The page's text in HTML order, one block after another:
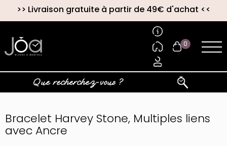
>> Livraison gratuite à partir de 49€ d'achat <<
0
Bracelet Harvey Stone, Multiples liens
avec Ancre